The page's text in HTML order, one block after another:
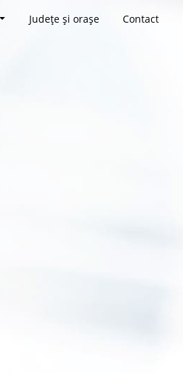
Județe și orașe Contact